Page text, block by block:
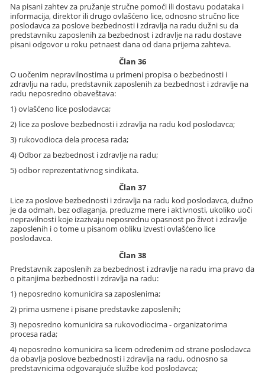
Na pisani zahtev za pružanje stručne pomoći ili dostavu podataka i
informacija, direktor ili drugo ovlašćeno lice, odnosno stručno lice
poslodavca za poslove bezbednosti i zdravlja na radu dužni su da
predstavniku zaposlenih za bezbednost i zdravlje na radu dostave
pisani odgovor u roku petnaest dana od dana prijema zahteva.
Član 36
O uočenim nepravilnostima u primeni propisa o bezbednosti i
zdravlju na radu, predstavnik zaposlenih za bezbednost i zdravlje na
radu neposredno obaveštava:
1) ovlašćeno lice poslodavca;
2) lice za poslove bezbednosti i zdravlja na radu kod poslodavca;
3) rukovodioca dela procesa rada;
4) Odbor za bezbednost i zdravlje na radu;
5) odbor reprezentativnog sindikata.
Član 37
Lice za poslove bezbednosti i zdravlja na radu kod poslodavca, dužno
je da odmah, bez odlaganja, preduzme mere i aktivnosti, ukoliko uoči
nepravilnosti koje izazivaju neposrednu opasnost po život i zdravlje
zaposlenih i o tome u pisanom obliku izvesti ovlašćeno lice
poslodavca.
Član 38
Predstavnik zaposlenih za bezbednost i zdravlje na radu ima pravo da
o pitanjima bezbednosti i zdravlja na radu:
1) neposredno komunicira sa zaposlenima;
2) prima usmene i pisane predstavke zaposlenih;
3) neposredno komunicira sa rukovodiocima - organizatorima
procesa rada;
4) neposredno komunicira sa licem određenim od strane poslodavca
da obavlja poslove bezbednosti i zdravlja na radu, odnosno sa
predstavnicima odgovarajuće službe kod poslodavca;